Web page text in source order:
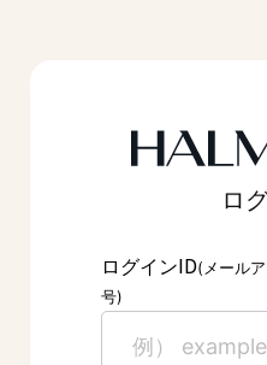
ロ
ログインID(メール
号)